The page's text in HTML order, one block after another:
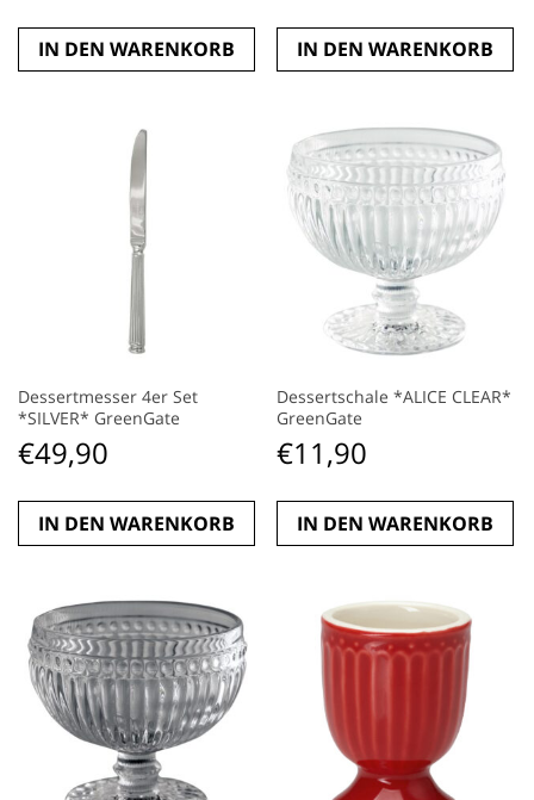
IN DEN WARENKORB IN DEN WARENKORB
Dessertmesser 4er Set
*SILVER* GreenGate
€49,90
IN DEN WARENKORB
Dessertschale *ALICE CLEAR*
GreenGate
€11,90
IN DEN WARENKORB